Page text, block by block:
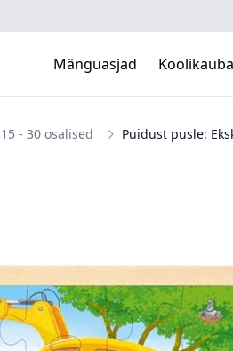
Mänguasjad
15 - 30 osalised Puidust pusle: